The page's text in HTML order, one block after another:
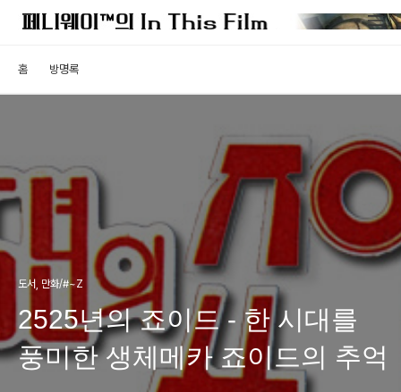
홈 방명록
도서, 만화/#~Z
2525년의 죠이드 - 한 시대를
풍미한 생체메카 죠이드의 추억